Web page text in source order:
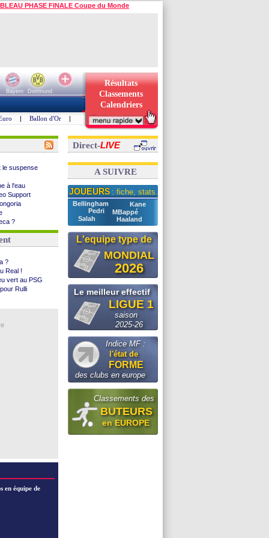
PHASE FINALE Coupe du Monde
Bayern Dortmund
Résultats
Classements
Calendriers
| Ballon d'Or |
le suspense
à l'eau
Support
?
?
un arbitre
(off.)
Villa
?
Real !
vert au PSG
Rulli
en équipe de
Direct-LIVE
A SUIVRE
JOUEURS : fiche, stats...
Bellingham
Kane
Pedri
MBappé
Salah
Haaland
L'equipe type de
MONDIAL
2026
Le meilleur effectif
LIGUE 1
saison
2025-26
Indice MF :
l'état de
FORME
des clubs en europe
Classements des
BUTEURS
en EUROPE